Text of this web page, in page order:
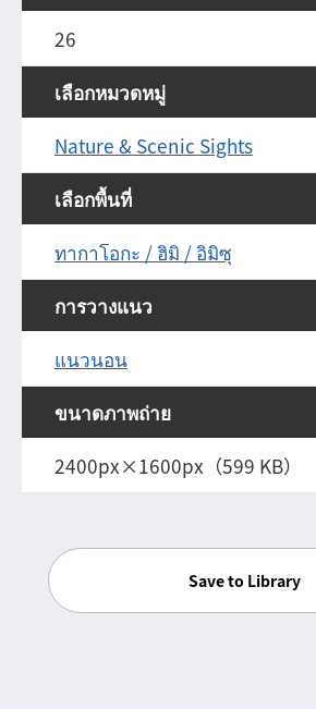
26
เลือกหมวดหมู่
Nature & Scenic Sights
เลือกพื้นที่
ทากาโอกะ / ฮิมิ / อิมิซุ
การวางแนว
แนวนอน
ขนาดภาพถ่าย
2400px×1600px（599 KB）
Save to Library